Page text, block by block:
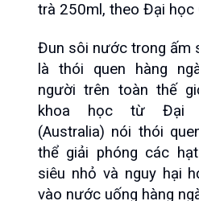
trà 250ml, theo Đại học
Đun sôi nước trong ấm
là thói quen hàng
người trên toàn thế
khoa học từ Đại
(Australia) nói thói
thể giải phóng các
siêu nhỏ và nguy hại
vào nước uống hàng